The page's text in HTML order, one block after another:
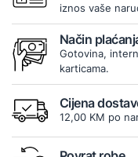
iznos vaše
Način
Gotovina,
karticama.
Cijena
12,00 KM po